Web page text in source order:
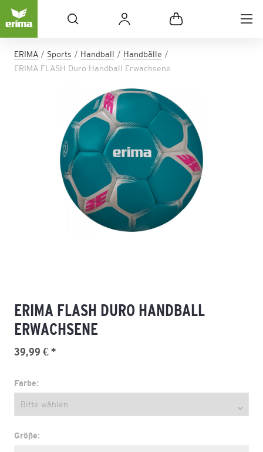
ERIMA Sports Handball
Handbälle
ERIMA FLASH Duro Handball Erwachsene
ERIMA FLASH DURO HANDBALL
ERWACHSENE
39,99 € *
Farbe:
Größe: